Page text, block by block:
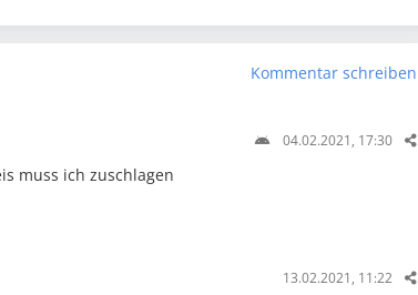
Kommentar schreiben
04.02.2021, 17:30
muss ich zuschlagen
13.02.2021, 11:22